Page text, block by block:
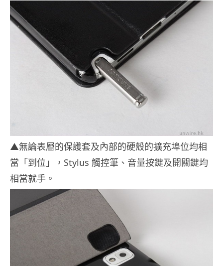
▲無論表層的保護套及內部的硬殼的擴充埠位均相
當「到位」，Stylus 觸控筆、音量按鍵及開關鍵均
相當就手。